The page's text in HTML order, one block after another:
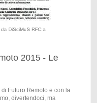
DiSciMuS RFC a
2015 - Le
Futuro Remoto e con la
divertendoci, ma